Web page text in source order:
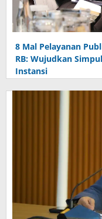
8 Mal Pelayanan
RB: Wujudkan
Instansi